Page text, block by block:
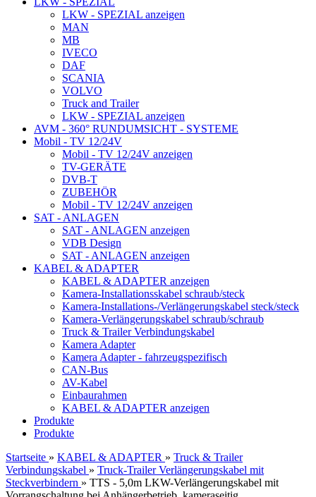
LKW - SPEZIAL anzeigen
MAN
MB
IVECO
DAF
SCANIA
VOLVO
Truck and Trailer
LKW - SPEZIAL anzeigen
AVM - 360° RUNDUMSICHT - SYSTEME
Mobil - TV 12/24V
Mobil - TV 12/24V anzeigen
TV-GERÄTE
DVB-T
ZUBEHÖR
Mobil - TV 12/24V anzeigen
SAT - ANLAGEN
SAT - ANLAGEN anzeigen
VDB Design
SAT - ANLAGEN anzeigen
KABEL & ADAPTER
KABEL & ADAPTER anzeigen
Kamera-Installationsskabel schraub/steck
Kamera-Installations-/Verlängerungskabel steck/steck
Kamera-Verlängerungskabel schraub/schraub
Truck & Trailer Verbindungskabel
Kamera Adapter
Kamera Adapter - fahrzeugspezifisch
CAN-Bus
AV-Kabel
Einbaurahmen
KABEL & ADAPTER anzeigen
Produkte
Produkte
Startseite » KABEL & ADAPTER » Truck & Trailer
Verbindungskabel » Truck-Trailer Verlängerungskabel mit
Steckverbindern » TTS - 5,0m LKW-Verlängerungskabel mit